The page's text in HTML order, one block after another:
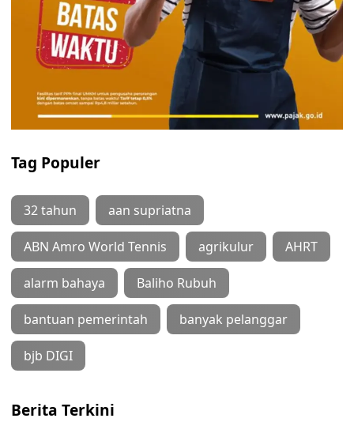
Tag Populer
32 tahun aan supriatna
ABN Amro World Tennis agrikulur AHRT
alarm bahaya Baliho Rubuh
bantuan pemerintah banyak pelanggar
bjb DIGI
Berita Terkini